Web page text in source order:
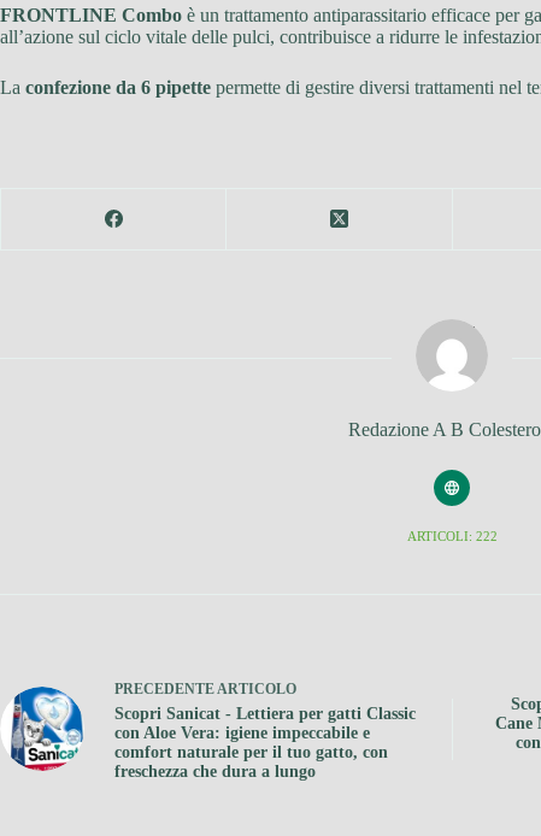
FRONTLINE Combo è un trattamento antiparassitario efficace per
all’azione sul ciclo vitale delle pulci, contribuisce a ridurre le
La confezione da 6 pipette permette di gestire diversi trattamenti nel
Redazione A B
ARTICOLI: 222
PRECEDENTE ARTICOLO
Scopri Sanicat - Lettiera per gatti Classic
con Aloe Vera: igiene impeccabile e
comfort naturale per il tuo gatto, con
freschezza che dura a lungo
Cane